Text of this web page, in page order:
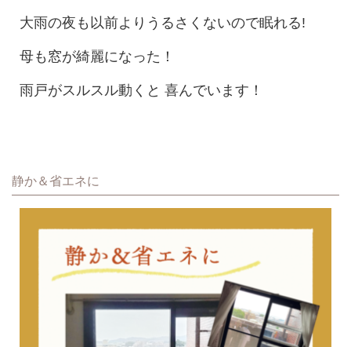
大雨の夜も以前よりうるさくないので眠れる!
母も窓が綺麗になった！
雨戸がスルスル動くと 喜んでいます！
静か＆省エネに